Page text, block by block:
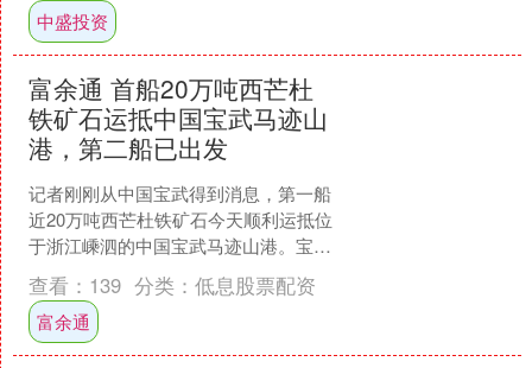
中盛投资
富余通 首船20万吨西芒杜
铁矿石运抵中国宝武马迹山
港，第二船已出发
记者刚刚从中国宝武得到消息，第一船
近20万吨西芒杜铁矿石今天顺利运抵位
于浙江嵊泗的中国宝武马迹山港。宝武
资源相关人士表示，第二船西芒杜铁矿
石已于去年底发运。 今....
查看： 139 分类： 低息股票配资
富余通